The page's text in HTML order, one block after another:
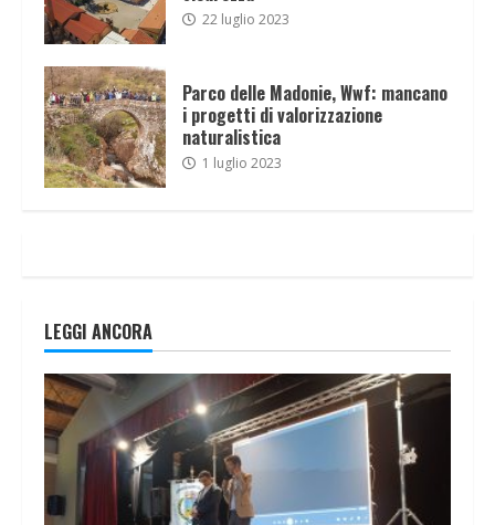
22 luglio 2023
Parco delle Madonie, Wwf: mancano
i progetti di valorizzazione
naturalistica
1 luglio 2023
LEGGI ANCORA